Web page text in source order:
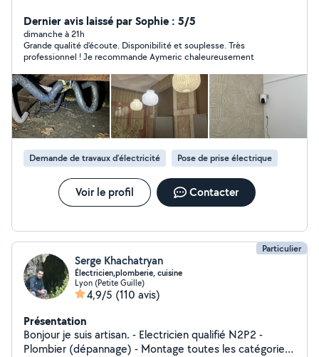
électrique en tous genre (pose de tringles à rideau,
montage de meubles, montage et fixation de meubles)
Électricien titulaire d'un BAC professionnel
Électrotechnique et BTS Électrotechnique.
Dernier avis laissé par Sophie : 5/5
dimanche à 21h
Grande qualité d'écoute. Disponibilité et souplesse. Très
professionnel ! Je recommande Aymeric chaleureusement
Demande de travaux d’électricité Pose de prise électrique
Voir le profil Contacter
Particulier
Serge Khachatryan
Électricien,plomberie, cuisine
Lyon (Petite Guille)
4,9/5 (110 avis)
Présentation
Bonjour je suis artisan. - Electricien qualifié N2P2 -
Plombier (dépannage) - Montage toutes les catégories